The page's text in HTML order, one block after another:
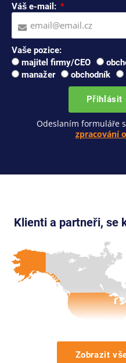
Váš e-mail:
Vaše pozice:
majitel firmy/CEO
manažer
obchodník
Přihlásit
Odeslaním formuláře
zpracování
Klienti a partneři, se
Zobrazit